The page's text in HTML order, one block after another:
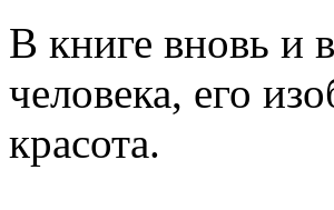
В книге вновь и
человека, его
красота.